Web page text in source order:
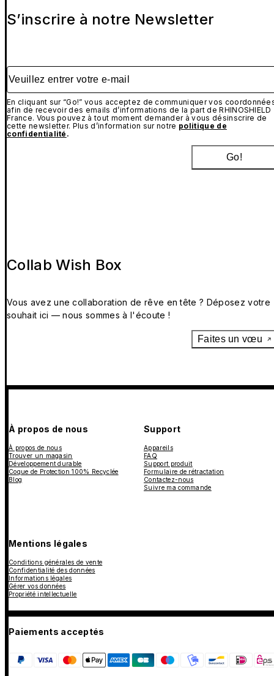
S’inscrire à notre Newsletter
Veuillez entrer votre e-mail
En cliquant sur “Go!” vous acceptez de communiquer vos
afin de recevoir des emails d’informations de la part de RHINOSHIELD
France. Vous pouvez à tout moment demander à vous désinscrire de
cette newsletter. Plus d’information sur notre politique de
confidentialité .
Go!
Collab Wish Box
Vous avez une collaboration de rêve en tête ? Déposez votre
souhait ici — nous sommes à l'écoute !
Faites un vœu
À propos de nous
À propos de nous
Trouver un magasin
Développement durable
Coque de Protection 100% Recyclée
Blog
Support
Appareils
FAQ
Support produit
Formulaire de rétractation
Contactez-nous
Suivre ma commande
Mentions légales
Conditions générales de vente
Confidentialité des données
Informations légales
Gérer vos données
Propriété intellectuelle
Paiements acceptés